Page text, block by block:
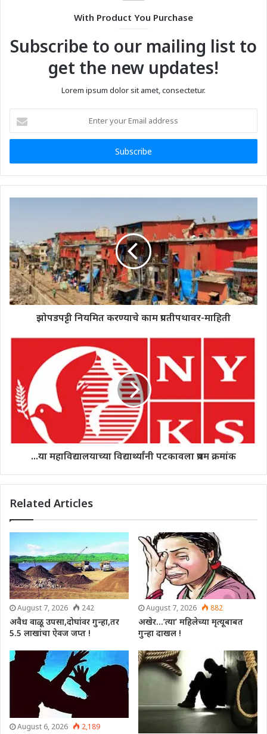
With Product You Purchase
Subscribe to our mailing list to
get the new updates!
Lorem ipsum dolor sit amet, consectetur.
your
Email
झोपडपट्टी नियमित करण्याचे काम प्रगतीपथावर-माहिती
...या महाविद्यालयाच्या विद्यार्थ्यांनी पटकावला प्रथम क्रमांक
Related Articles
August 7, 2026 242
अवैध वाळू उपसा,दोघांवर गुन्हा,तर
5.5 लाखांचा ऐवज जप्त !
August 7, 2026 882
अखेर…’त्या’ महिलेच्या मृत्यूबाबत
गुन्हा दाखल !
August 6, 2026 2,189